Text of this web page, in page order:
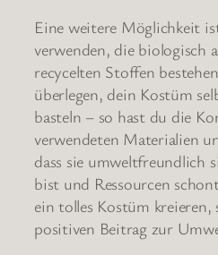
Eine weitere Möglichkeit
verwenden, die biologisch
recycelten Stoffen
überlegen, dein Kostüm
basteln – so hast du die
verwendeten Materialien
dass sie umweltfreundlich
bist und Ressourcen
ein tolles Kostüm kreieren,
positiven Beitrag zur